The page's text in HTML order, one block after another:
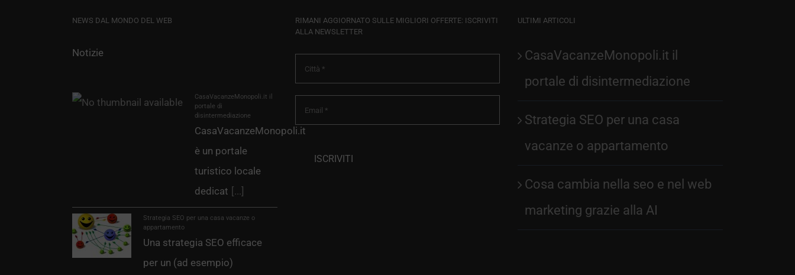
NEWS DAL MONDO DEL WEB
Notizie
CasaVacanzeMonopoli.it il
portale di
disintermediazione
CasaVacanzeMonopoli.it
è un portale
turistico locale
dedicat [...]
Strategia SEO per una casa vacanze o
appartamento
Una strategia SEO efficace
per un (ad esempio)
RIMANI AGGIORNATO SULLE MIGLIORI OFFERTE: ISCRIVITI
ALLA NEWSLETTER
ULTIMI ARTICOLI
CasaVacanzeMonopoli.it il
portale di disintermediazione
Strategia SEO per una casa
vacanze o appartamento
Cosa cambia nella seo e nel web
marketing grazie alla AI